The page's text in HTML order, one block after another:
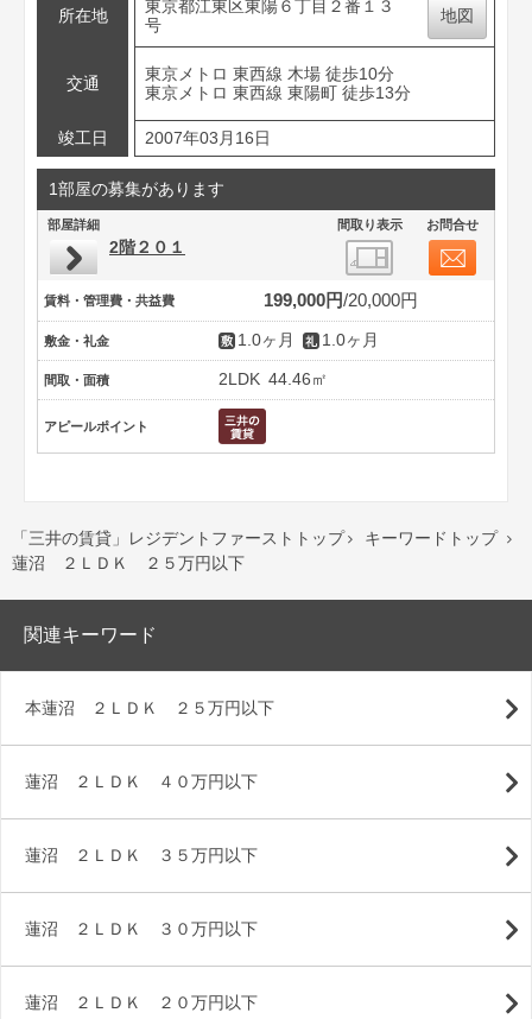
所在地
東京都江東区東陽６丁目２番１３
号
地図
交通
東京メトロ 東西線 木場 徒歩10分
東京メトロ 東西線 東陽町 徒歩13分
竣工日 2007年03月16日
1部屋の募集があります
部屋詳細 間取り表示 お問合せ
2階２０１
賃料・管理費・共益費 199,000円 20,000円
敷金・礼金 1.0ヶ月 1.0ヶ月
間取・面積 2LDK 44.46㎡
アピールポイント
「三井の賃貸」レジデントファーストトップ  キーワードトップ 
蓮沼 ２ＬＤＫ ２５万円以下
関連キーワード
本蓮沼 ２ＬＤＫ ２５万円以下
蓮沼 ２ＬＤＫ ４０万円以下
蓮沼 ２ＬＤＫ ３５万円以下
蓮沼 ２ＬＤＫ ３０万円以下
蓮沼 ２ＬＤＫ ２０万円以下